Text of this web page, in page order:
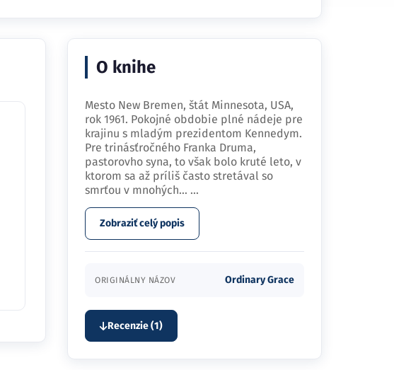
O knihe
Mesto New Bremen, štát Minnesota, USA,
rok 1961. Pokojné obdobie plné nádeje pre
krajinu s mladým prezidentom Kennedym.
Pre trinásťročného Franka Druma,
pastorovho syna, to však bolo kruté leto, v
ktorom sa až príliš často stretával so
smrťou v mnohých… ...
Zobraziť celý popis
ORIGINÁLNY NÁZOV Ordinary Grace
Recenzie (1)